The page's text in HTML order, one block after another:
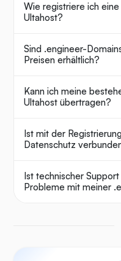
Wie registriere ich
Ultahost?
Sind .engineer-
Preisen erhältlich?
Kann ich meine
Ultahost übertragen?
Ist mit der
Datenschutz
Ist technischer
Probleme mit meiner